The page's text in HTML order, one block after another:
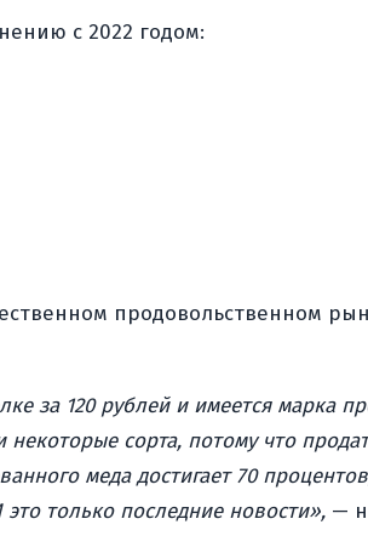
с 2022 годом:
продовольственном
за 120 рублей и имеется марка
сорта, потому что
меда достигает 70
только последние новости», —